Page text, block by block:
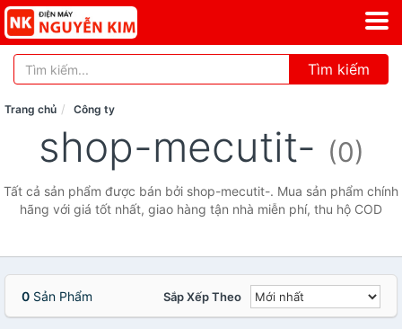
Tìm kiếm
Trang chủ Công ty
shop-mecutit- (0)
Tất cả sản phẩm được bán bởi shop-mecutit-. Mua sản phẩm chính
hãng với giá tốt nhất, giao hàng tận nhà miễn phí, thu hộ COD
0 Sản Phẩm Sắp Xếp Theo